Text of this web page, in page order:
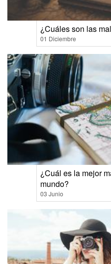
¿Cuáles son las
01 Diciembre
¿Cuál es la mejor
mundo?
03 Junio